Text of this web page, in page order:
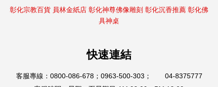
彰化宗教百貨 員林金紙店 彰化神尊佛像雕刻 彰化沉香推薦 彰化佛
具神桌
快速連結
客服專線：0800-086-678；0963-500-303； 04-8375777